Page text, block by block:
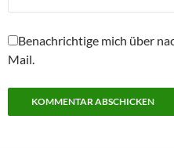
Benachrichtige mich über
Mail.